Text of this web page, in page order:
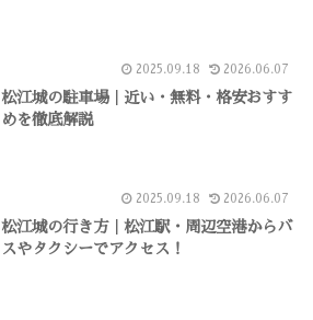
2025.09.18 2026.06.07
松江城の駐車場｜近い・無料・格安おすす
めを徹底解説
2025.09.18 2026.06.07
松江城の行き方｜松江駅・周辺空港からバ
スやタクシーでアクセス！